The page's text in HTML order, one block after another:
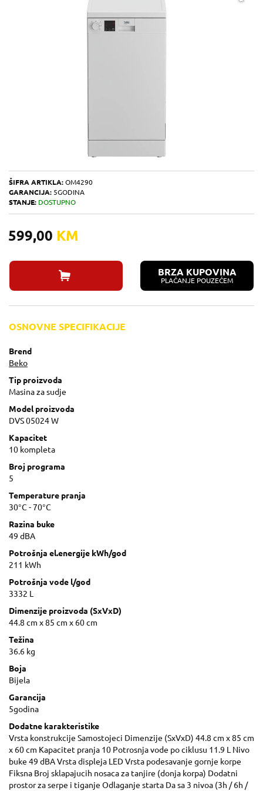
ŠIFRA ARTIKLA: OM4290
GARANCIJA: 5GODINA
STANJE: DOSTUPNO
599,00 KM
BRZA KUPOVINA
PLAĆANJE POUZEĆEM
OSNOVNE SPECIFIKACIJE
Brend
Beko
Tip proizvoda
Masina za sudje
Model proizvoda
DVS 05024 W
Kapacitet
10 kompleta
Broj programa
5
Temperature pranja
30°C - 70°C
Razina buke
49 dBA
Potrošnja el.energije kWh/god
211 kWh
Potrošnja vode l/god
3332 L
Dimenzije proizvoda (SxVxD)
44.8 cm x 85 cm x 60 cm
Težina
36.6 kg
Boja
Bijela
Garancija
5godina
Dodatne karakteristike
Vrsta konstrukcije Samostojeci Dimenzije (SxVxD) 44.8 cm x 85 cm
x 60 cm Kapacitet pranja 10 Potrosnja vode po ciklusu 11.9 L Nivo
buke 49 dBA Vrsta displeja LED Vrsta podesavanje gornje korpe
Fiksna Broj sklapajucih nosaca za tanjire (donja korpa) Dodatni
prostor za serpe i tiganje Odlaganje starta Da sa 3 nivoa (3h / 6h /